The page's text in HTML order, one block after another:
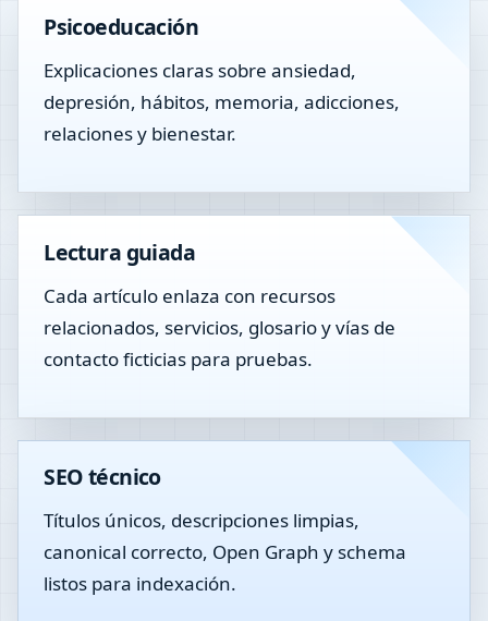
Psicoeducación
Explicaciones claras sobre ansiedad,
depresión, hábitos, memoria, adicciones,
relaciones y bienestar.
Lectura guiada
Cada artículo enlaza con recursos
relacionados, servicios, glosario y vías de
contacto ficticias para pruebas.
SEO técnico
Títulos únicos, descripciones limpias,
canonical correcto, Open Graph y schema
listos para indexación.